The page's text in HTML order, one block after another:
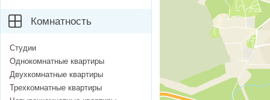
Комнатность
Студии
Однокомнатные квартиры
Двухкомнатные квартиры
Трехкомнатные квартиры